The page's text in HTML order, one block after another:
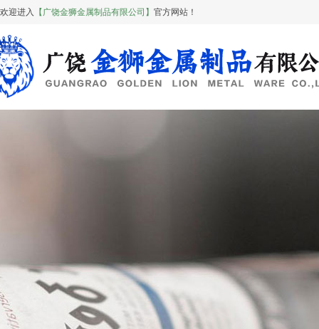
欢迎进入 【广饶金狮金属制品有限公司】 官方网站！